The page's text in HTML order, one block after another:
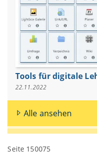
Tools für digitale
22.11.2022
Alle ansehen
Seite 150075